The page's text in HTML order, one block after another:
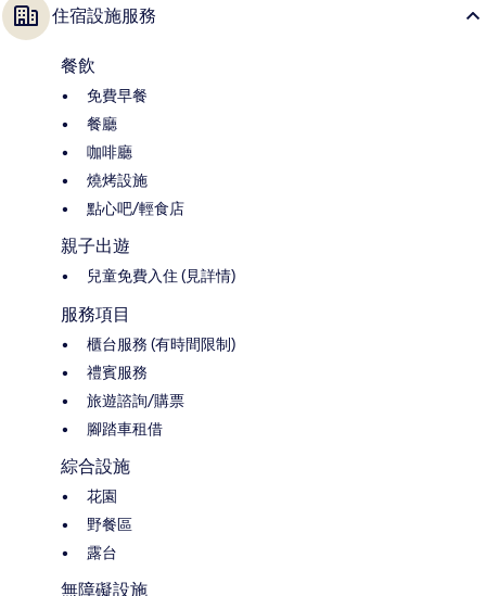
住宿設施服務
餐飲
免費早餐
餐廳
咖啡廳
燒烤設施
點心吧/輕食店
親子出遊
兒童免費入住 (見詳情)
服務項目
櫃台服務 (有時間限制)
禮賓服務
旅遊諮詢/購票
腳踏車租借
綜合設施
花園
野餐區
露台
無障礙設施